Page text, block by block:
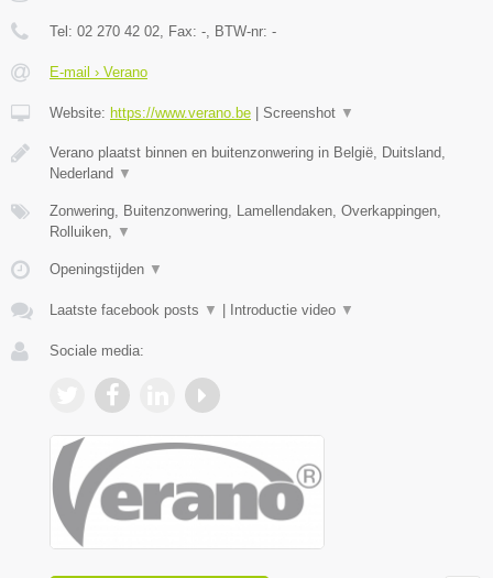
Tel: 02 270 42 02, Fax: -, BTW-nr: -
E-mail › Verano
Website: https://www.verano.be Screenshot ▼
Verano plaatst binnen en buitenzonwering in België, Duitsland,
Nederland ▼
Zonwering, Buitenzonwering, Lamellendaken, Overkappingen,
Rolluiken, ▼
Openingstijden ▼
Laatste facebook posts ▼ Introductie video ▼
Sociale media: